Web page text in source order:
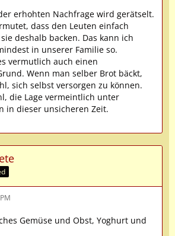
erhohten Nachfrage wird gerätselt.
dass den Leuten einfach
deshalb backen. Das kann ich
in unserer Familie so.
vermutlich auch einen
Wenn man selber Brot bäckt,
sich selbst versorgen zu können.
die Lage vermeintlich unter
in dieser unsicheren Zeit.
Gemüse und Obst, Yoghurt und